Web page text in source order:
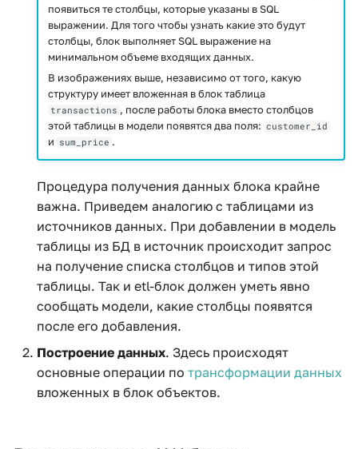
появиться те столбцы, которые указаны в SQL
выражении. Для того чтобы узнать какие это будут
столбцы, блок выполняет SQL выражение на
минимальном объеме входящих данных.
В изображениях выше, независимо от того, какую
структуру имеет вложенная в блок таблица
transactions , после работы блока вместо столбцов
этой таблицы в модели появятся два поля: customer_id
и sum_price .
Процедура получения данных блока крайне
важна. Приведем аналогию с таблицами из
источников данных. При добавлении в модель
таблицы из БД в источник происходит запрос
на получение списка столбцов и типов этой
таблицы. Так и etl-блок должен уметь явно
сообщать модели, какие столбцы появятся
после его добавления.
Построение данных. Здесь происходят
основные операции по трансформации данных
вложенных в блок объектов.